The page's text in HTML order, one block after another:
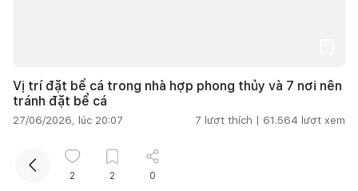
Vị trí đặt bể cá trong nhà hợp phong thủy và 7 nơi nên
tránh đặt bể cá
27/06/2026, lúc 20:07 7 lượt thích | 61.564 lượt xem
Thanh Hoa
2 2 0